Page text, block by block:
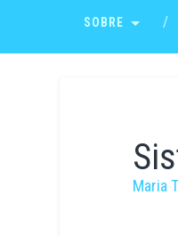
SOBRE
Maria